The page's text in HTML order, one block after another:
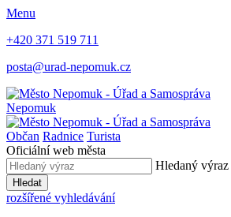
Menu
+420 371 519 711
posta@urad-nepomuk.cz
Nepomuk
Občan Radnice Turista
Oficiální web města
Hledaný výraz
Hledat
rozšířené vyhledávání